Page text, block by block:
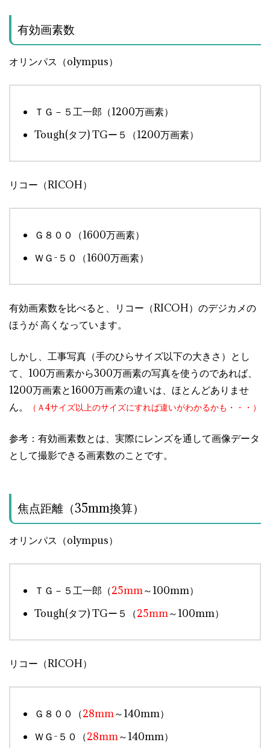
有効画素数
オリンパス（olympus）
ＴＧ－５工一郎（1200万画素）
Tough(タフ) TGー５（1200万画素）
リコー（RICOH）
Ｇ８００（1600万画素）
ＷＧ-５０（1600万画素）
有効画素数を比べると、リコー（RICOH）のデジカメの
ほうが 高くなっています。
しかし、工事写真（手のひらサイズ以下の大きさ）とし
て、100万画素から300万画素の写真を使うのであれば、
1200万画素と1600万画素の違いは、ほとんどありませ
ん。
（Ａ4サイズ以上のサイズにすれば違いがわかるかも・・・）
参考：有効画素数とは、実際にレンズを通して画像データ
として撮影できる画素数のことです。
焦点距離（35mm換算）
オリンパス（olympus）
ＴＧ－５工一郎（25mm～100mm）
Tough(タフ) TGー５（25mm～100mm）
リコー（RICOH）
Ｇ８００（28mm～140mm）
ＷＧ-５０（28mm～140mm）